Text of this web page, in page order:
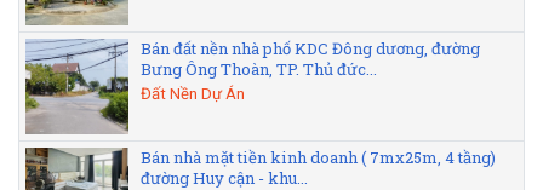
Bán đất nền nhà phố KDC Đông dương, đường
Bưng Ông Thoàn, TP. Thủ đức...
Đất Nền Dự Án
Bán nhà mặt tiền kinh doanh ( 7mx25m, 4 tầng)
đường Huy cận - khu...